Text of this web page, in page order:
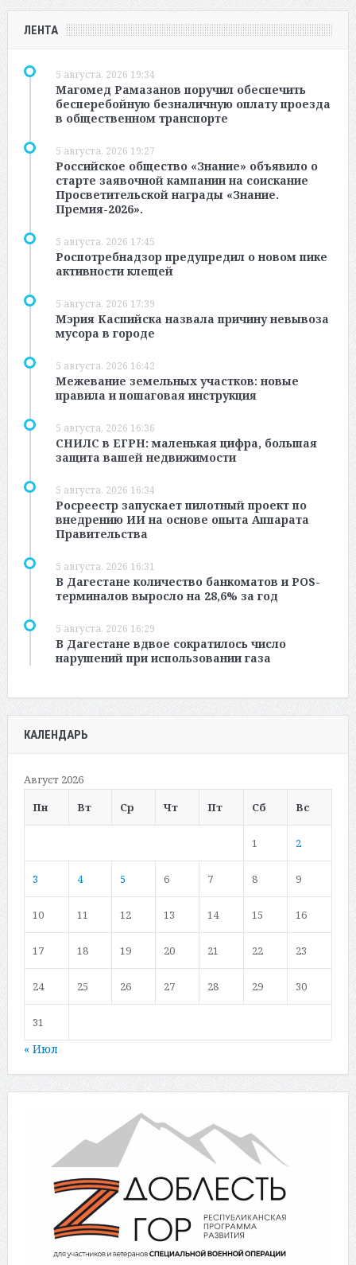
ЛЕНТА
5 августа, 2026 19:34
Магомед Рамазанов поручил обеспечить
бесперебойную безналичную оплату проезда
в общественном транспорте
5 августа, 2026 19:27
Российское общество «Знание» объявило о
старте заявочной кампании на соискание
Просветительской награды «Знание.
Премия-2026».
5 августа, 2026 17:45
Роспотребнадзор предупредил о новом пике
активности клещей
5 августа, 2026 17:39
Мэрия Каспийска назвала причину невывоза
мусора в городе
5 августа, 2026 16:42
Межевание земельных участков: новые
правила и пошаговая инструкция
5 августа, 2026 16:36
СНИЛС в ЕГРН: маленькая цифра, большая
защита вашей недвижимости
5 августа, 2026 16:34
Росреестр запускает пилотный проект по
внедрению ИИ на основе опыта Аппарата
Правительства
5 августа, 2026 16:31
В Дагестане количество банкоматов и POS-
терминалов выросло на 28,6% за год
5 августа, 2026 16:29
В Дагестане вдвое сократилось число
нарушений при использовании газа
КАЛЕНДАРЬ
Август 2026
Пн
Вт Ср Чт Пт Сб Вс
1 2
3 4 5 6 7 8 9
10 11 12 13 14 15 16
17 18 19 20 21 22 23
24 25 26 27 28 29 30
31
« Июл